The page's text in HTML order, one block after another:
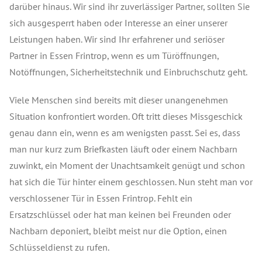
darüber hinaus. Wir sind ihr zuverlässiger Partner, sollten Sie
sich ausgesperrt haben oder Interesse an einer unserer
Leistungen haben. Wir sind Ihr erfahrener und seriöser
Partner in Essen Frintrop, wenn es um Türöffnungen,
Notöffnungen, Sicherheitstechnik und Einbruchschutz geht.
Viele Menschen sind bereits mit dieser unangenehmen
Situation konfrontiert worden. Oft tritt dieses Missgeschick
genau dann ein, wenn es am wenigsten passt. Sei es, dass
man nur kurz zum Briefkasten läuft oder einem Nachbarn
zuwinkt, ein Moment der Unachtsamkeit genügt und schon
hat sich die Tür hinter einem geschlossen. Nun steht man vor
verschlossener Tür in Essen Frintrop. Fehlt ein
Ersatzschlüssel oder hat man keinen bei Freunden oder
Nachbarn deponiert, bleibt meist nur die Option, einen
Schlüsseldienst zu rufen.